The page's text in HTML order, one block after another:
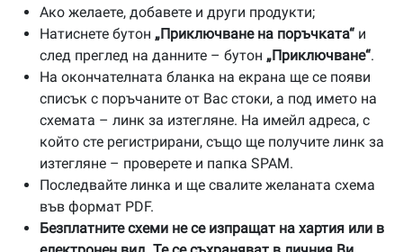
Ако желаете, добавете и други продукти;
Натиснете бутон „Приключване на поръчката“ и
след преглед на данните – бутон „Приключване“.
На окончателната бланка на екрана ще се появи
списък с поръчаните от Вас стоки, а под името на
схемата – линк за изтегляне. На имейл адреса, с
който сте регистрирани, също ще получите линк за
изтегляне – проверете и папка SPAM.
Последвайте линка и ще свалите желаната схема
във формат PDF.
Безплатните схеми не се изпращат на хартия или в